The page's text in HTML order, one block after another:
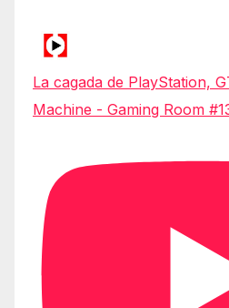
La cagada de PlayStation,
Machine - Gaming Room